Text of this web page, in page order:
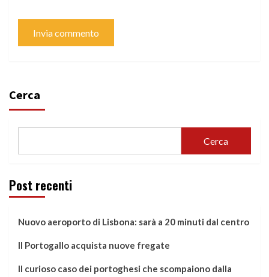
Cerca
Cerca
Post recenti
Nuovo aeroporto di Lisbona: sarà a 20 minuti dal centro
Il Portogallo acquista nuove fregate
Il curioso caso dei portoghesi che scompaiono dalla